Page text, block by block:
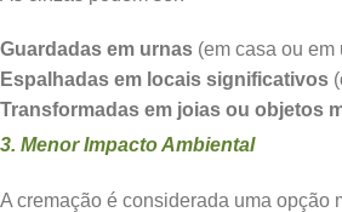
Guardadas em urnas (em casa ou em
Espalhadas em locais significativos
Transformadas em joias ou objetos
3. Menor Impacto Ambiental
A cremação é considerada uma opção